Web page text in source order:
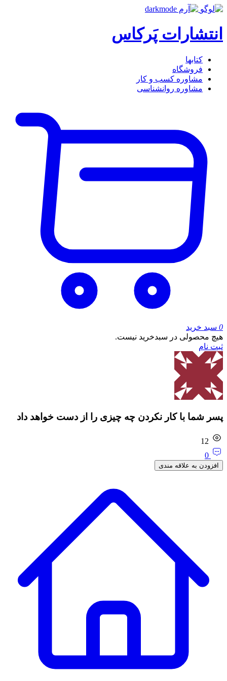
انتشارات پَرکاس
کتاب‎ها
فروشگاه
مشاوره کسب و کار
مشاوره روان‎شناسی
0 سبد خرید
هیچ محصولی در سبدخرید نیست.
ثبت نام
پسر شما با کار نکردن چه چیزی را از دست خواهد داد
12
0
افزودن به علاقه مندی